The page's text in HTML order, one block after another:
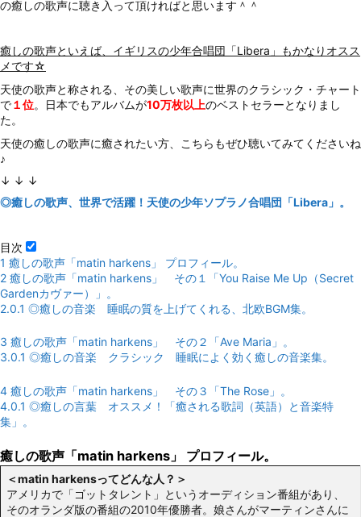
の癒しの歌声に聴き入って頂ければと思います＾＾
癒しの歌声といえば、イギリスの少年合唱団「Libera」もかなりオスス
メです☆
天使の歌声と称される、その美しい歌声に世界のクラシック・チャート
で１位。日本でもアルバムが10万枚以上のベストセラーとなりまし
た。
天使の癒しの歌声に癒されたい方、こちらもぜひ聴いてみてくださいね
♪
↓ ↓ ↓
◎癒しの歌声、世界で活躍！天使の少年ソプラノ合唱団「Libera」。
目次
1 癒しの歌声「matin harkens」 プロフィール。
2 癒しの歌声「matin harkens」 その１「You Raise Me Up（Secret
Gardenカヴァー）」。
2.0.1 ◎癒しの音楽 睡眠の質を上げてくれる、北欧BGM集。
3 癒しの歌声「matin harkens」 その２「Ave Maria」。
3.0.1 ◎癒しの音楽 クラシック 睡眠によく効く癒しの音楽集。
4 癒しの歌声「matin harkens」 その３「The Rose」。
4.0.1 ◎癒しの言葉 オススメ！「癒される歌詞（英語）と音楽特
集」。
癒しの歌声「matin harkens」 プロフィール。
＜matin harkensってどんな人？＞
アメリカで「ゴットタレント」というオーディション番組があり、
そのオランダ版の番組の2010年優勝者。娘さんがマーティンさんに